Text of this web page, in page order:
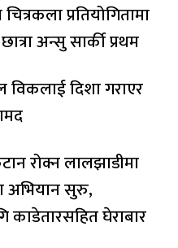
प्रतियोगितामा
अन्सु सार्की प्रथम
दिशा गराएर
रोक्न लालझाडीमा
अभियान सुरु,
काडेतारसहित घेराबार